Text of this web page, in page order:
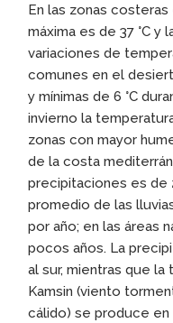
En las zonas
máxima es de 37 °C y
variaciones de
comunes en el
y mínimas de 6 °C
invierno la
zonas con mayor
de la costa
precipitaciones es de
promedio de las
por año; en las áreas
pocos años. La
al sur, mientras que
Kamsin (viento
cálido) se produce en